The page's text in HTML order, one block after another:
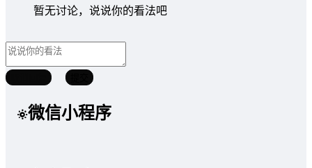
暂无讨论，说说你的看法吧
微信小程序